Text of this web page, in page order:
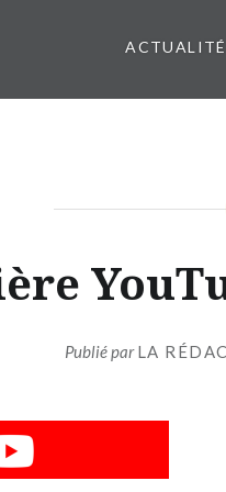
ACTUALITÉ
Publié parLA